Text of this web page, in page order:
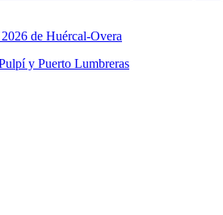
de Huércal-Overa
y Puerto Lumbreras